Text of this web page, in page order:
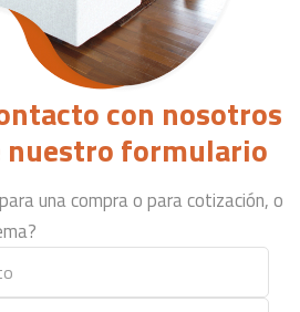
con nosotros
nuestro formulario
una compra o para cotización, o